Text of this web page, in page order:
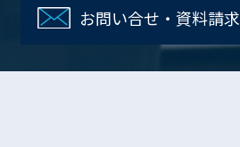
お問い合せ・資料請求